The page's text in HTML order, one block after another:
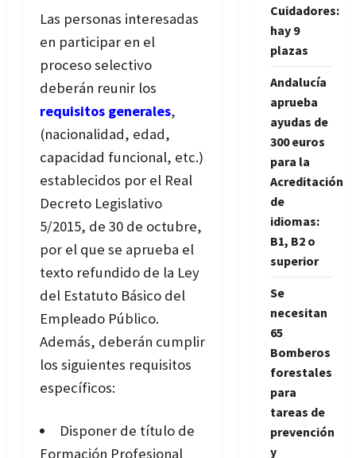
Las personas interesadas
en participar en el
proceso selectivo
deberán reunir los
requisitos generales,
(nacionalidad, edad,
capacidad funcional, etc.)
establecidos por el Real
Decreto Legislativo
5/2015, de 30 de octubre,
por el que se aprueba el
texto refundido de la Ley
del Estatuto Básico del
Empleado Público.
Además, deberán cumplir
los siguientes requisitos
específicos:
Disponer de título de
Formación Profesional
Cuidadores:
hay 9
plazas
Andalucía
aprueba
ayudas de
300 euros
para la
Acreditación
de
idiomas:
B1, B2 o
superior
Se
necesitan
65
Bomberos
forestales
para
tareas de
prevención
y